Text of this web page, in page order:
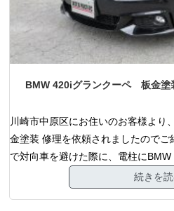
BMW 420iグランクーペ 板金塗
川崎市中原区にお住いのお客様より
金塗装 修理を依頼されましたので
で対向車を避けた際に、電柱に
続きを